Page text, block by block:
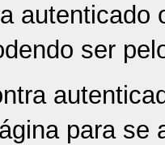
autenticado
ser
para se